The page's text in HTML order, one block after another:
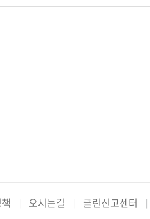
오시는길 클린신고센터